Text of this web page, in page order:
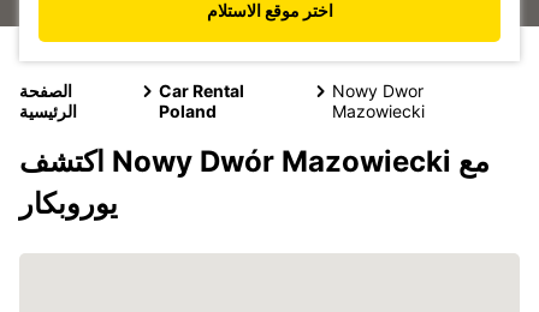
اختر موقع الاستلام
الصفحة
الرئيسية
Car Rental
Poland
Nowy Dwor
Mazowiecki
اكتشف Nowy Dwór Mazowiecki مع
يوروبكار